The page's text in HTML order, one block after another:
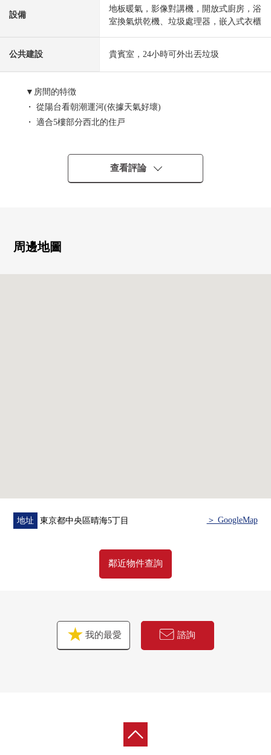
設備
地板暖氣，影像對講機，開放式廚房，浴
室換氣烘乾機、垃圾處理器，嵌入式衣櫃
公共建設 貴賓室，24小時可外出丟垃圾
▼房間的特徴
・ 從陽台看朝潮運河(依據天氣好壞)
・ 適合5樓部分西北的住戸
・ 開放式開敞式廚房
凈水器、垃圾處理器有
・ 柱子的幹涉的少的間取
■ Mansion的特徴
▪地方自治團體房(T棟1樓)
▪酒吧休息室(T棟48樓)
其他PARK VILLAGE、SEA VILLAGE共用設施的互相利用
查看評論
周邊地圖
地址 東京都中央區晴海5丁目 ＞ GoogleMap
鄰近物件查詢
我的最愛 諮詢